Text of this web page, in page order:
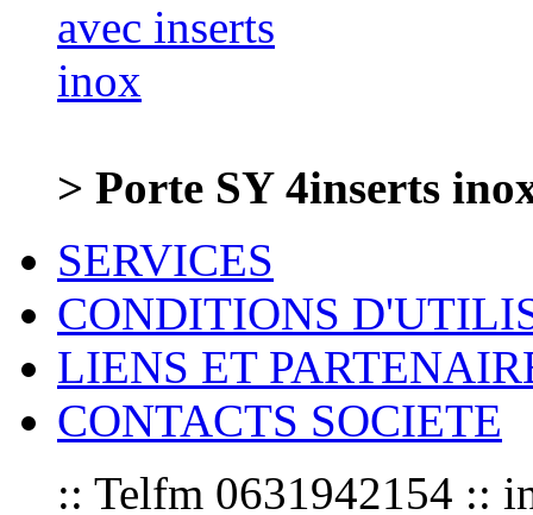
> Porte SY 4inserts
SERVICES
CONDITIONS
LIENS ET
CONTACTS SOCIETE
:: Telfm 0631942154 ::